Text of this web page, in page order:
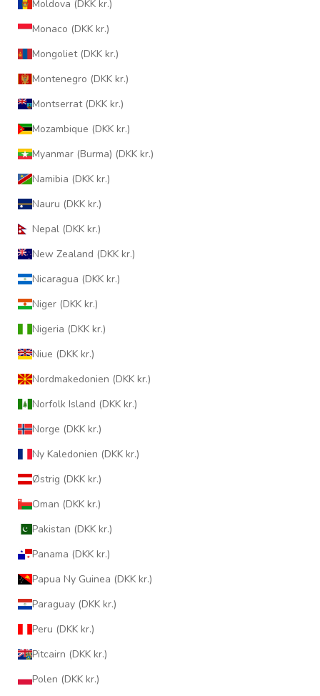
Moldova (DKK kr.)
Monaco (DKK kr.)
Mongoliet (DKK kr.)
Montenegro (DKK kr.)
Montserrat (DKK kr.)
Mozambique (DKK kr.)
Myanmar (Burma) (DKK kr.)
Namibia (DKK kr.)
Nauru (DKK kr.)
Nepal (DKK kr.)
New Zealand (DKK kr.)
Nicaragua (DKK kr.)
Niger (DKK kr.)
Nigeria (DKK kr.)
Niue (DKK kr.)
Nordmakedonien (DKK kr.)
Norfolk Island (DKK kr.)
Norge (DKK kr.)
Ny Kaledonien (DKK kr.)
Østrig (DKK kr.)
Oman (DKK kr.)
Pakistan (DKK kr.)
Panama (DKK kr.)
Papua Ny Guinea (DKK kr.)
Paraguay (DKK kr.)
Peru (DKK kr.)
Pitcairn (DKK kr.)
Polen (DKK kr.)